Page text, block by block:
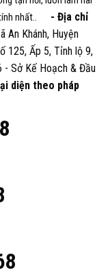
nhất..
- Địa chỉ
An Khánh, Huyện
125, Ấp 5, Tỉnh lộ 9,
- Sở Kế Hoạch & Đầu
diện theo pháp